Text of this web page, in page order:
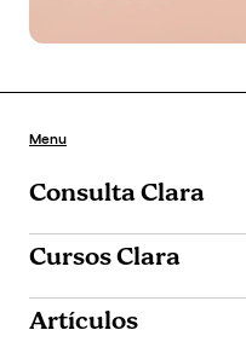
Menu
Consulta Clara
Cursos Clara
Artículos